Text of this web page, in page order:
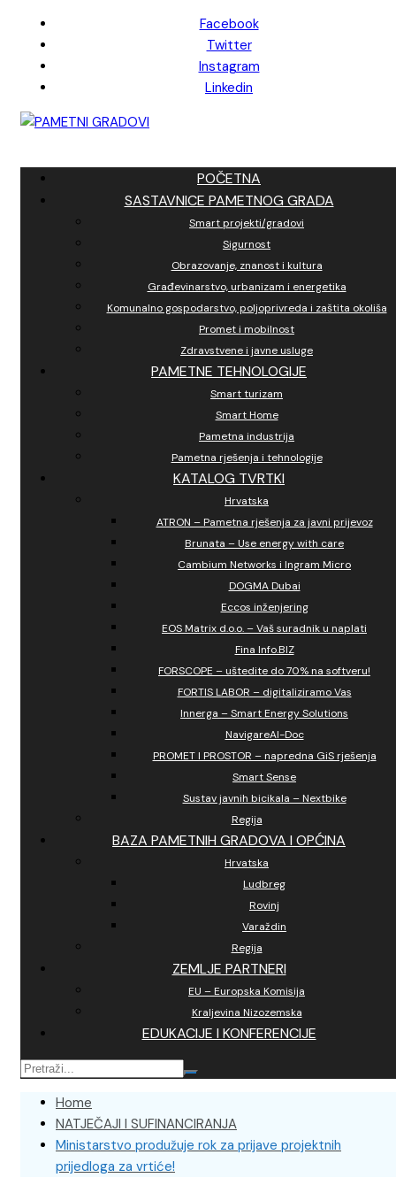
content
Facebook
Twitter
Instagram
Linkedin
POČETNA
SASTAVNICE PAMETNOG GRADA
Smart projekti/gradovi
Sigurnost
Obrazovanje, znanost i kultura
Građevinarstvo, urbanizam i energetika
Komunalno gospodarstvo, poljoprivreda i zaštita okoliša
Promet i mobilnost
Zdravstvene i javne usluge
PAMETNE TEHNOLOGIJE
Smart turizam
Smart Home
Pametna industrija
Pametna rješenja i tehnologije
KATALOG TVRTKI
Hrvatska
ATRON – Pametna rješenja za javni prijevoz
Brunata – Use energy with care
Cambium Networks i Ingram Micro
DOGMA Dubai
Eccos inženjering
EOS Matrix d.o.o. – Vaš suradnik u naplati
Fina Info.BIZ
FORSCOPE – uštedite do 70% na softveru!
FORTIS LABOR – digitaliziramo Vas
Innerga – Smart Energy Solutions
NavigareAI-Doc
PROMET I PROSTOR – napredna GiS rješenja
Smart Sense
Sustav javnih bicikala – Nextbike
Regija
BAZA PAMETNIH GRADOVA I OPĆINA
Hrvatska
Ludbreg
Rovinj
Varaždin
Regija
ZEMLJE PARTNERI
EU – Europska Komisija
Kraljevina Nizozemska
EDUKACIJE I KONFERENCIJE
Home
NATJEČAJI I SUFINANCIRANJA
Ministarstvo produžuje rok za prijave projektnih
prijedloga za vrtiće!